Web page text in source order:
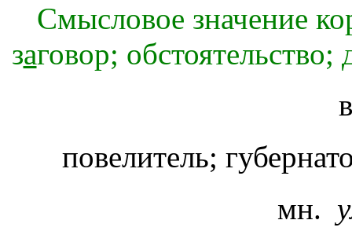
Смысловое значение
заговор; обстоятельство;
повелитель;
мн.